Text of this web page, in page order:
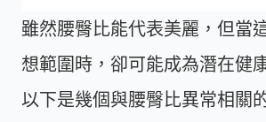
雖然腰臀比能代表美麗，但當
想範圍時，卻可能成為潛在健
以下是幾個與腰臀比異常相關